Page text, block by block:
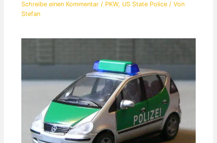
Schreibe einen Kommentar / PKW, US State Police / Von
Stefan